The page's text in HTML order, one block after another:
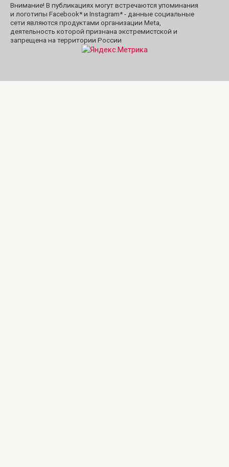
Внимание! В публикациях могут встречаются упоминания
и логотипы Facebook* и Instagram* - данные социальные
сети являются продуктами организации Meta,
деятельность которой признана экстремистской и
запрещена на территории России